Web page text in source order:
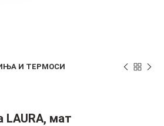
И ТЕРМОСИ
LAURA, мат